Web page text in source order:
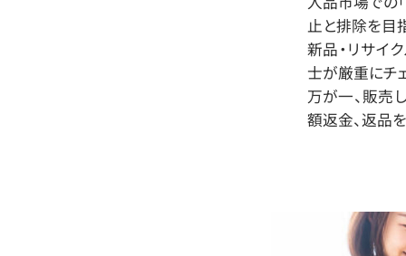
止と排除を目
新品・リサイ
士が厳重にチ
万が一、販売
額返金、返品